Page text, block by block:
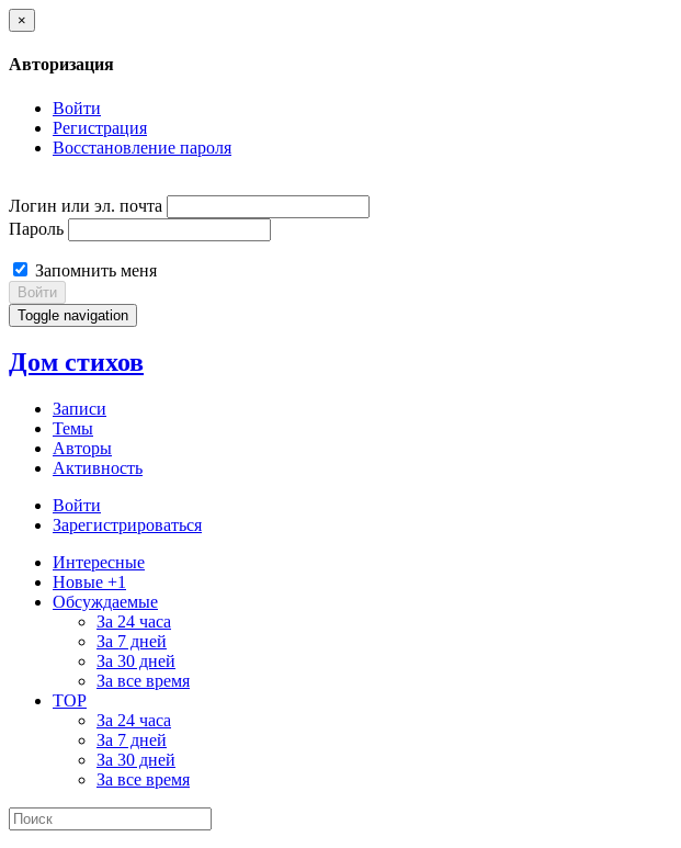
×
Авторизация
Войти
Регистрация
Восстановление пароля
Логин или эл. почта
Пароль
Запомнить меня
Войти
Toggle navigation
Дом стихов
Записи
Темы
Авторы
Активность
Войти
Зарегистрироваться
Интересные
Новые +1
Обсуждаемые
За 24 часа
За 7 дней
За 30 дней
За все время
TOP
За 24 часа
За 7 дней
За 30 дней
За все время